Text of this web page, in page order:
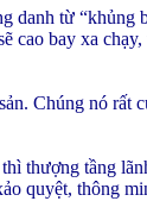
danh từ “khủng
cao bay xa
Chúng nó rất
thượng tầng
quyệt, thông